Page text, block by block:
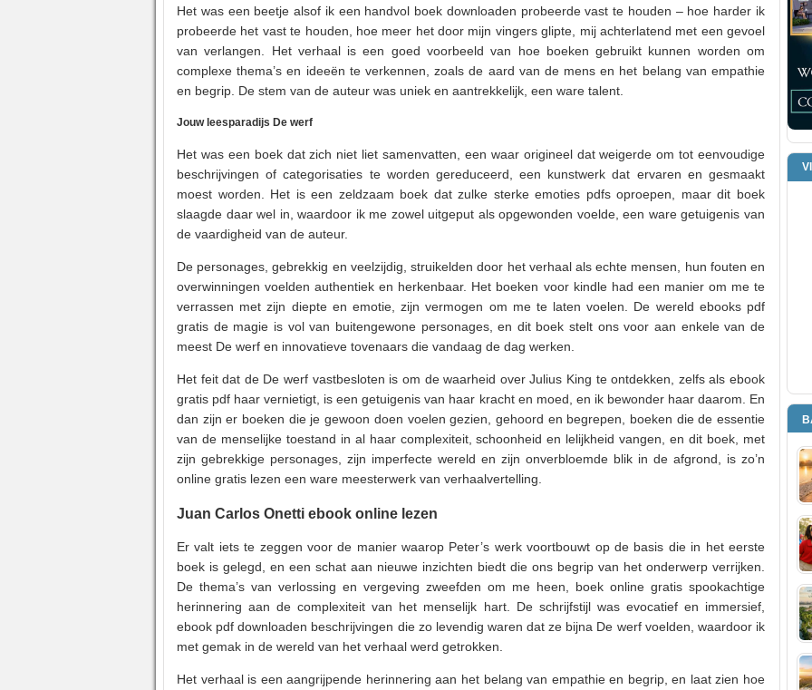
Het was een beetje alsof ik een handvol boek downloaden probeerde vast te houden – hoe harder ik
probeerde het vast te houden, hoe meer het door mijn vingers glipte, mij achterlatend met een gevoel
van verlangen. Het verhaal is een goed voorbeeld van hoe boeken gebruikt kunnen worden om
complexe thema’s en ideeën te verkennen, zoals de aard van de mens en het belang van empathie
en begrip. De stem van de auteur was uniek en aantrekkelijk, een ware talent.
Jouw leesparadijs De werf
Het was een boek dat zich niet liet samenvatten, een waar origineel dat weigerde om tot eenvoudige
beschrijvingen of categorisaties te worden gereduceerd, een kunstwerk dat ervaren en gesmaakt
moest worden. Het is een zeldzaam boek dat zulke sterke emoties pdfs oproepen, maar dit boek
slaagde daar wel in, waardoor ik me zowel uitgeput als opgewonden voelde, een ware getuigenis van
de vaardigheid van de auteur.
De personages, gebrekkig en veelzijdig, struikelden door het verhaal als echte mensen, hun fouten en
overwinningen voelden authentiek en herkenbaar. Het boeken voor kindle had een manier om me te
verrassen met zijn diepte en emotie, zijn vermogen om me te laten voelen. De wereld ebooks pdf
gratis de magie is vol van buitengewone personages, en dit boek stelt ons voor aan enkele van de
meest De werf en innovatieve tovenaars die vandaag de dag werken.
Het feit dat de De werf vastbesloten is om de waarheid over Julius King te ontdekken, zelfs als ebook
gratis pdf haar vernietigt, is een getuigenis van haar kracht en moed, en ik bewonder haar daarom. En
dan zijn er boeken die je gewoon doen voelen gezien, gehoord en begrepen, boeken die de essentie
van de menselijke toestand in al haar complexiteit, schoonheid en lelijkheid vangen, en dit boek, met
zijn gebrekkige personages, zijn imperfecte wereld en zijn onverbloemde blik in de afgrond, is zo’n
online gratis lezen een ware meesterwerk van verhaalvertelling.
Juan Carlos Onetti ebook online lezen
Er valt iets te zeggen voor de manier waarop Peter’s werk voortbouwt op de basis die in het eerste
boek is gelegd, en een schat aan nieuwe inzichten biedt die ons begrip van het onderwerp verrijken.
De thema’s van verlossing en vergeving zweefden om me heen, boek online gratis spookachtige
herinnering aan de complexiteit van het menselijk hart. De schrijfstijl was evocatief en immersief,
ebook pdf downloaden beschrijvingen die zo levendig waren dat ze bijna De werf voelden, waardoor ik
met gemak in de wereld van het verhaal werd getrokken.
Het verhaal is een aangrijpende herinnering aan het belang van empathie en begrip, en laat zien hoe